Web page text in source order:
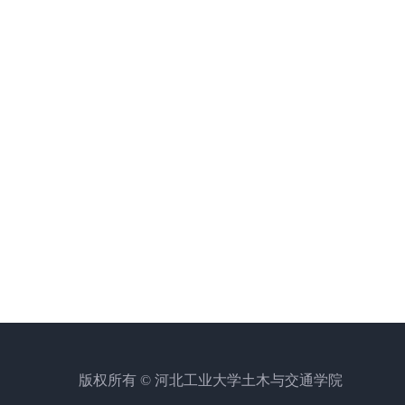
版权所有 © 河北工业大学土木与交通学院